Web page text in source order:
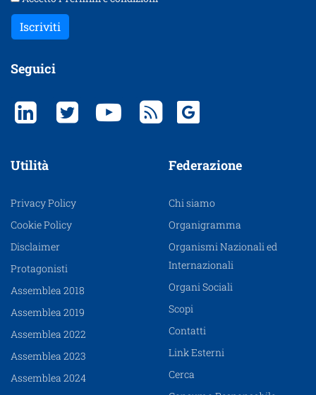
Iscriviti
Seguici
Utilità
Privacy Policy
Cookie Policy
Disclaimer
Protagonisti
Assemblea 2018
Assemblea 2019
Assemblea 2022
Assemblea 2023
Assemblea 2024
Federazione
Chi siamo
Organigramma
Organismi Nazionali ed
Internazionali
Organi Sociali
Scopi
Contatti
Link Esterni
Cerca